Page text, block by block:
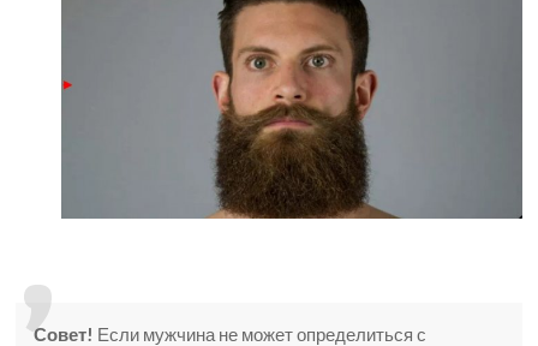
Совет! Если мужчина не может определиться с